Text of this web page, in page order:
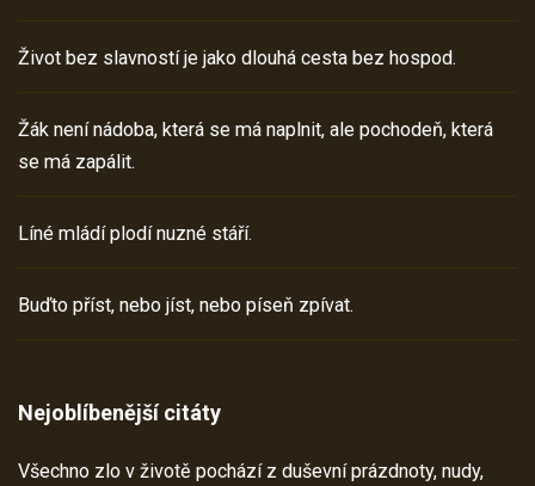
Život bez slavností je jako dlouhá cesta bez hospod.
Žák není nádoba, která se má naplnit, ale pochodeň, která
se má zapálit.
Líné mládí plodí nuzné stáří.
Buďto příst, nebo jíst, nebo píseň zpívat.
Nejoblíbenější citáty
Všechno zlo v životě pochází z duševní prázdnoty, nudy,